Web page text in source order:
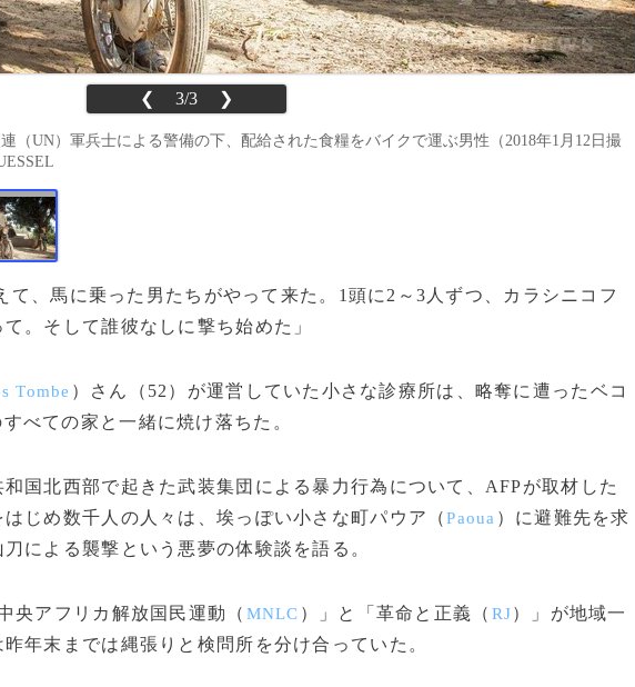
❮ 3/3 ❯
（UN）軍兵士による警備の下、配給された食糧をバイクで運ぶ男性（2018年1月12日撮
て、馬に乗った男たちがやって来た。1頭に2～3人ずつ、カラシニコフ
。そして誰彼なしに撃ち始めた」
Tombe ）さん（52）が運営していた小さな診療所は、略奪に遭ったベコ
すべての家と一緒に焼け落ちた。
国北西部で起きた武装集団による暴力行為について、AFPが取材した
じめ数千人の人々は、埃っぽい小さな町パウア（Paoua ）に避難先を求
による襲撃という悪夢の体験談を語る。
央アフリカ解放国民運動（ MNLC ）」と「革命と正義（ RJ）」が地域一
年末までは縄張りと検問所を分け合っていた。